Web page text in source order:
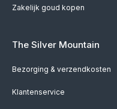
Zakelijk goud kopen
The Silver Mountain
Bezorging & verzendkosten
Klantenservice